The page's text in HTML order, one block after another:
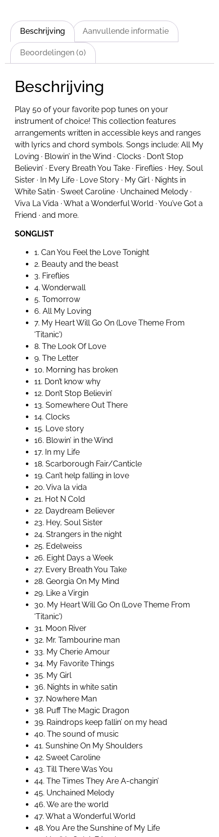
Beschrijving Aanvullende informatie
Beoordelingen (0)
Beschrijving
Play 50 of your favorite pop tunes on your
instrument of choice! This collection features
arrangements written in accessible keys and ranges
with lyrics and chord symbols. Songs include: All My
Loving · Blowin’ in the Wind · Clocks · Don’t Stop
Believin’ · Every Breath You Take · Fireflies · Hey, Soul
Sister · In My Life · Love Story · My Girl · Nights in
White Satin · Sweet Caroline · Unchained Melody ·
Viva La Vida · What a Wonderful World · You’ve Got a
Friend · and more.
SONGLIST
1. Can You Feel the Love Tonight
2. Beauty and the beast
3. Fireflies
4. Wonderwall
5. Tomorrow
6. All My Loving
7. My Heart Will Go On (Love Theme From
‘Titanic’)
8. The Look Of Love
9. The Letter
10. Morning has broken
11. Don’t know why
12. Don’t Stop Believin’
13. Somewhere Out There
14. Clocks
15. Love story
16. Blowin’ in the Wind
17. In my Life
18. Scarborough Fair/Canticle
19. Can’t help falling in love
20. Viva la vida
21. Hot N Cold
22. Daydream Believer
23. Hey, Soul Sister
24. Strangers in the night
25. Edelweiss
26. Eight Days a Week
27. Every Breath You Take
28. Georgia On My Mind
29. Like a Virgin
30. My Heart Will Go On (Love Theme From
‘Titanic’)
31. Moon River
32. Mr. Tambourine man
33. My Cherie Amour
34. My Favorite Things
35. My Girl
36. Nights in white satin
37. Nowhere Man
38. Puff The Magic Dragon
39. Raindrops keep fallin’ on my head
40. The sound of music
41. Sunshine On My Shoulders
42. Sweet Caroline
43. Till There Was You
44. The Times They Are A-changin’
45. Unchained Melody
46. We are the world
47. What a Wonderful World
48. You Are the Sunshine of My Life